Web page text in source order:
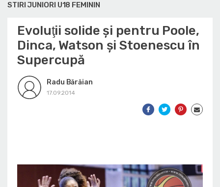
STIRI JUNIORI U18 FEMININ
Evoluţii solide şi pentru Poole,
Dinca, Watson şi Stoenescu în
Supercupă
Radu Bărăian
17.09.2014